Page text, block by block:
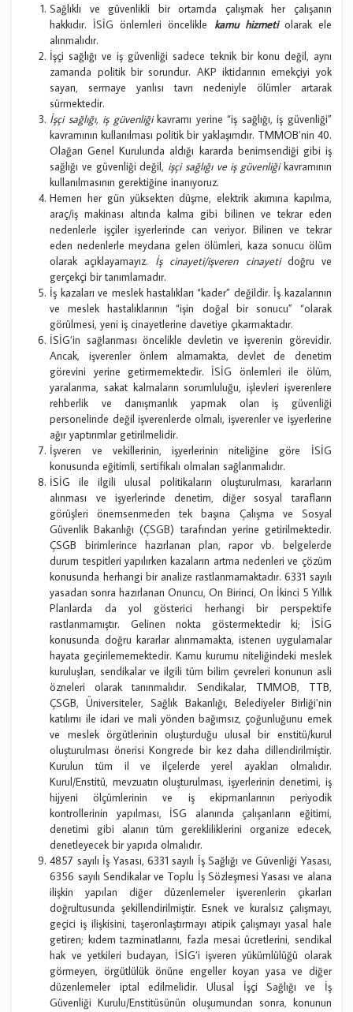
Sağlıklı ve güvenlikli bir ortamda çalışmak her çalışanın
hakkıdır. İSİG önlemleri öncelikle
kamu hizmeti olarak ele
alınmalıdır.
İşçi sağlığı ve iş güvenliği sadece teknik bir konu değil, aynı
zamanda politik bir sorundur. AKP iktidarının emekçiyi yok
sayan, sermaye yanlısı tavrı nedeniyle ölümler artarak
sürmektedir.
İşçi sağlığı, iş güvenliğikavramı yerine “iş sağlığı, iş güvenliği”
kavramının kullanılması politik bir yaklaşımdır. TMMOB’nin 40.
Olağan Genel Kurulunda aldığı kararda benimsendiği gibi iş
sağlığı ve güvenliği değil, işçi sağlığı ve iş güvenliğikavramının
kullanılmasının gerektiğine inanıyoruz.
Hemen her gün yüksekten düşme, elektrik akımına kapılma,
araç/iş makinası altında kalma gibi bilinen ve tekrar eden
nedenlerle işçiler işyerlerinde can veriyor. Bilinen ve tekrar
eden nedenlerle meydana gelen ölümleri, kaza sonucu ölüm
olarak açıklayamayız. İş cinayeti/işveren cinayetidoğru ve
gerçekçi bir tanımlamadır.
İş kazaları ve meslek hastalıkları “kader” değildir. İş kazalarının
ve meslek hastalıklarının “işin doğal bir sonucu” “olarak
görülmesi, yeni iş cinayetlerine davetiye çıkarmaktadır.
İSİG’in sağlanması öncelikle devletin ve işverenin görevidir.
Ancak, işverenler önlem almamakta, devlet de denetim
görevini yerine getirmemektedir. İSİG önlemleri ile ölüm,
yaralanma, sakat kalmaların sorumluluğu, işlevleri işverenlere
rehberlik ve danışmanlık yapmak olan iş güvenliği
personelinde değil işverenlerde olmalı, işverenler ve işyerlerine
ağır yaptırımlar getirilmelidir.
İşveren ve vekillerinin, işyerlerinin niteliğine göre İSİG
konusunda eğitimli, sertifikalı olmaları sağlanmalıdır.
İSİG ile ilgili ulusal politikaların oluşturulması, kararların
alınması ve işyerlerinde denetim, diğer sosyal tarafların
görüşleri önemsenmeden tek başına Çalışma ve Sosyal
Güvenlik Bakanlığı (ÇSGB) tarafından yerine getirilmektedir.
ÇSGB birimlerince hazırlanan plan, rapor vb. belgelerde
durum tespitleri yapılırken kazaların artma nedenleri ve çözüm
konusunda herhangi bir analize rastlanmamaktadır. 6331 sayılı
yasadan sonra hazırlanan Onuncu, On Birinci, On İkinci 5 Yıllık
Planlarda da yol gösterici herhangi bir perspektife
rastlanmamıştır. Gelinen nokta göstermektedir ki; İSİG
konusunda doğru kararlar alınmamakta, istenen uygulamalar
hayata geçirilememektedir. Kamu kurumu niteliğindeki meslek
kuruluşları, sendikalar ve ilgili tüm bilim çevreleri konunun asli
özneleri olarak tanınmalıdır. Sendikalar, TMMOB, TTB,
ÇSGB, Üniversiteler, Sağlık Bakanlığı, Belediyeler Birliği’nin
katılımı ile idari ve mali yönden bağımsız, çoğunluğunu emek
ve meslek örgütlerinin oluşturduğu ulusal bir enstitü/kurul
oluşturulması önerisi Kongrede bir kez daha dillendirilmiştir.
Kurulun tüm il ve ilçelerde yerel ayakları olmalıdır.
Kurul/Enstitü, mevzuatın oluşturulması, işyerlerinin denetimi, iş
hijyeni ölçümlerinin ve iş ekipmanlarının periyodik
kontrollerinin yapılması, İSG alanında çalışanların eğitimi,
denetimi gibi alanın tüm gerekliliklerini organize edecek,
denetleyecek bir yapıda olmalıdır.
4857 sayılı İş Yasası, 6331 sayılı İş Sağlığı ve Güvenliği Yasası,
6356 sayılı Sendikalar ve Toplu İş Sözleşmesi Yasası ve alana
ilişkin yapılan diğer düzenlemeler işverenlerin çıkarları
doğrultusunda şekillendirilmiştir. Esnek ve kuralsız çalışmayı,
geçici iş ilişkisini, taşeronlaştırmayı atipik çalışmayı yasal hale
getiren; kıdem tazminatlarını, fazla mesai ücretlerini, sendikal
hak ve yetkileri budayan, İSİG’i işveren yükümlülüğü olarak
görmeyen, örgütlülük önüne engeller koyan yasa ve diğer
düzenlemeler iptal edilmelidir. Ulusal İşçi Sağlığı ve İş
Güvenliği Kurulu/Enstitüsünün oluşumundan sonra, konunun